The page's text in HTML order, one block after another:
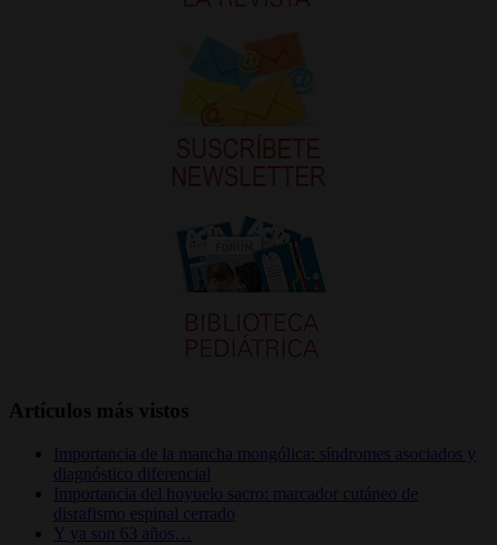
Artículos más vistos
Importancia de la mancha mongólica: síndromes asociados y
diagnóstico diferencial
Importancia del hoyuelo sacro: marcador cutáneo de
disrafismo espinal cerrado
Y ya son 63 años…